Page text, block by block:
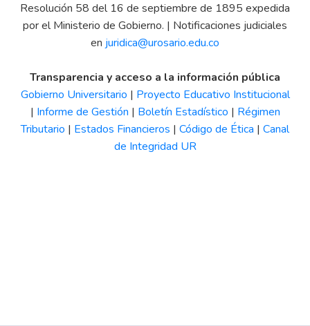
Resolución 58 del 16 de septiembre de 1895 expedida
por el Ministerio de Gobierno. | Notificaciones judiciales
en juridica@urosario.edu.co
Transparencia y acceso a la información pública
Gobierno Universitario | Proyecto Educativo Institucional
| Informe de Gestión | Boletín Estadístico | Régimen
Tributario | Estados Financieros | Código de Ética | Canal
de Integridad UR